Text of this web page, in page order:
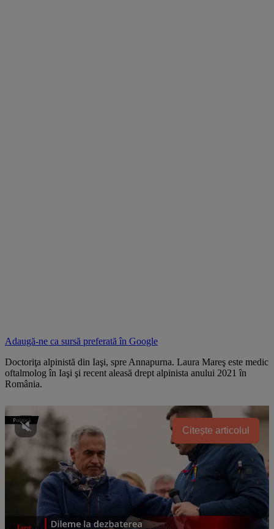
Adaugă-ne ca sursă preferată în Google
Doctoriţa alpinistă din Iaşi, spre Annapurna. Laura Mareş este medic
oftalmolog în Iaşi şi recent aleasă drept alpinista anului 2021 în
România.
Citește articolul